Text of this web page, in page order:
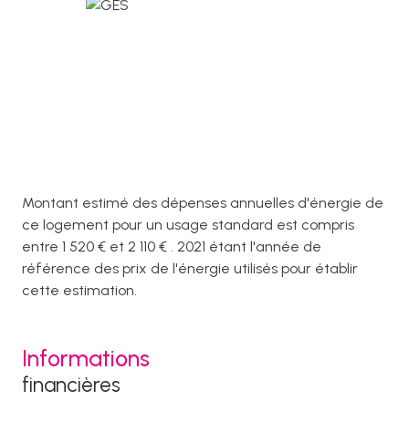
Montant estimé des dépenses annuelles d'énergie de
ce logement pour un usage standard est compris
entre 1 520 € et 2 110 € . 2021 étant l'année de
référence des prix de l'énergie utilisés pour établir
cette estimation.
Informations
financières